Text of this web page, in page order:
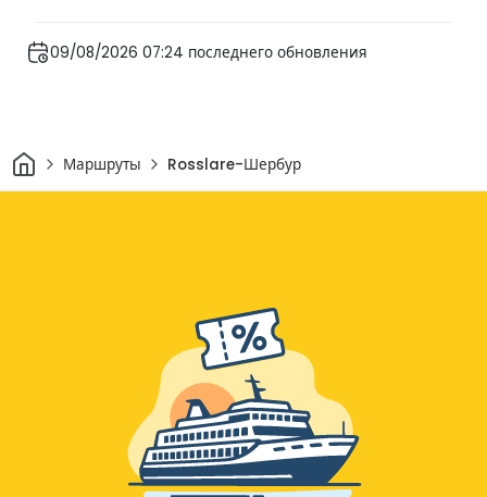
09/08/2026 07:24 последнего обновления
ДомМаршруты Rosslare-Шербур